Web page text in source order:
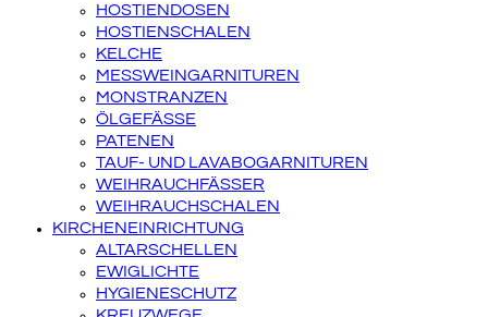
HOSTIENDOSEN
HOSTIENSCHALEN
KELCHE
MESSWEINGARNITUREN
MONSTRANZEN
ÖLGEFÄSSE
PATENEN
TAUF- UND LAVABOGARNITUREN
WEIHRAUCHFÄSSER
WEIHRAUCHSCHALEN
KIRCHENEINRICHTUNG
ALTARSCHELLEN
EWIGLICHTE
HYGIENESCHUTZ